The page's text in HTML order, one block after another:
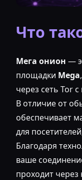
Что
Мега онион —
площадки Mega
через сеть Tor
В отличие от
обеспечивает
для
Благодаря
ваше
проходит через